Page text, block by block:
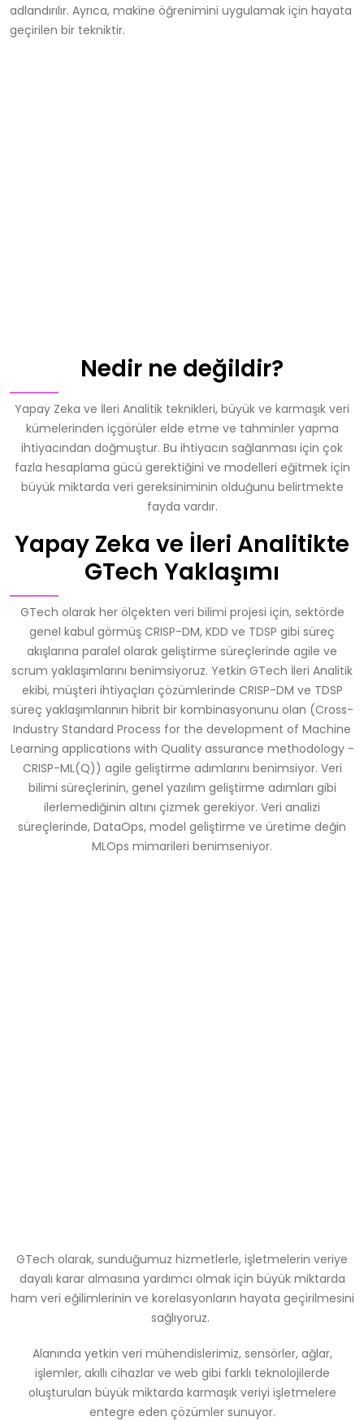
adlandırılır. Ayrıca, makine öğrenimini uygulamak için hayata
geçirilen bir tekniktir.
Nedir ne değildir?
Yapay Zeka ve İleri Analitik teknikleri, büyük ve karmaşık veri
kümelerinden içgörüler elde etme ve tahminler yapma
ihtiyacından doğmuştur. Bu ihtiyacın sağlanması için çok
fazla hesaplama gücü gerektiğini ve modelleri eğitmek için
büyük miktarda veri gereksiniminin olduğunu belirtmekte
fayda vardır.
Yapay Zeka ve İleri Analitikte
GTech Yaklaşımı
GTech olarak her ölçekten veri bilimi projesi için, sektörde
genel kabul görmüş CRISP-DM, KDD ve TDSP gibi süreç
akışlarına paralel olarak geliştirme süreçlerinde agile ve
scrum yaklaşımlarını benimsiyoruz. Yetkin GTech İleri Analitik
ekibi, müşteri ihtiyaçları çözümlerinde CRISP-DM ve TDSP
süreç yaklaşımlarının hibrit bir kombinasyonunu olan (Cross-
Industry Standard Process for the development of Machine
Learning applications with Quality assurance methodology -
CRISP-ML(Q)) agile geliştirme adımlarını benimsiyor. Veri
bilimi süreçlerinin, genel yazılım geliştirme adımları gibi
ilerlemediğinin altını çizmek gerekiyor. Veri analizi
süreçlerinde, DataOps, model geliştirme ve üretime değin
MLOps mimarileri benimseniyor.
GTech olarak, sunduğumuz hizmetlerle, işletmelerin veriye
dayalı karar almasına yardımcı olmak için büyük miktarda
ham veri eğilimlerinin ve korelasyonların hayata geçirilmesini
sağlıyoruz.
Alanında yetkin veri mühendislerimiz, sensörler, ağlar,
işlemler, akıllı cihazlar ve web gibi farklı teknolojilerde
oluşturulan büyük miktarda karmaşık veriyi işletmelere
entegre eden çözümler sunuyor.